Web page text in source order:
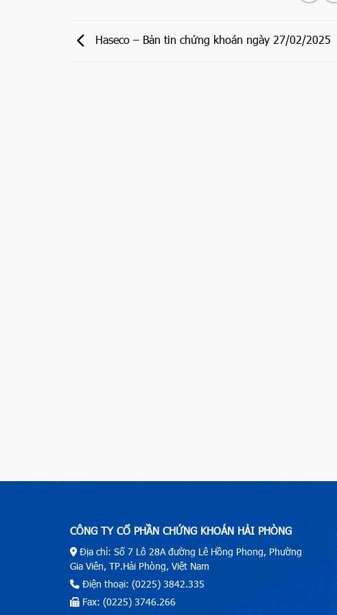
Haseco – Bản tin chứng khoán ngày 27/02/2025
CÔNG TY CỔ PHẦN CHỨNG KHOÁN HẢI PHÒNG
Địa chỉ: Số 7 Lô 28A đường Lê Hồng Phong, Phường
Gia Viên, TP.Hải Phòng, Việt Nam
Điện thoại: (0225) 3842.335
Fax: (0225) 3746.266